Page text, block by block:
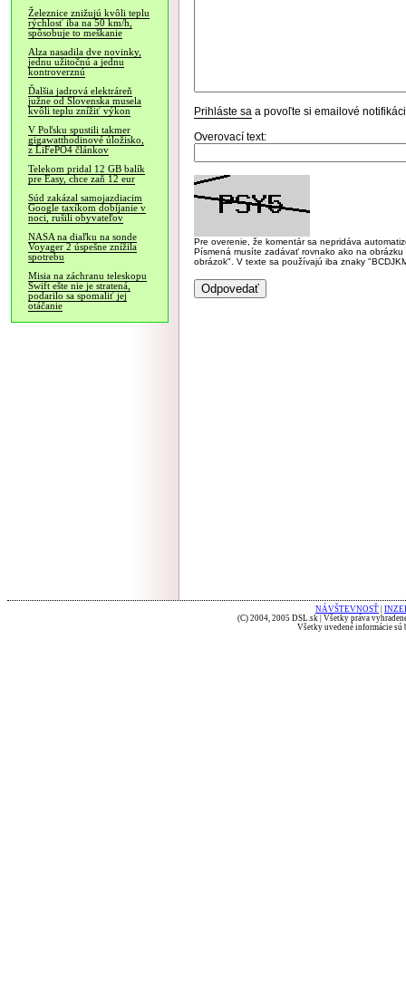
Železnice znižujú kvôli teplu
rýchlosť iba na 50 km/h,
spôsobuje to meškanie
Alza nasadila dve novinky,
jednu užitočnú a jednu
kontroverznú
Ďalšia jadrová elektráreň
južne od Slovenska musela
kvôli teplu znížiť výkon
V Poľsku spustili takmer
gigawatthodinové úložisko,
z LiFePO4 článkov
Telekom pridal 12 GB balík
pre Easy, chce zaň 12 eur
Súd zakázal samojazdiacim
Google taxíkom dobíjanie v
noci, rušili obyvateľov
NASA na diaľku na sonde
Voyager 2 úspešne znížila
spotrebu
Misia na záchranu teleskopu
Swift ešte nie je stratená,
podarilo sa spomaliť jej
otáčanie
Prihláste sa a povoľte si emailové
Overovací text:
Pre overenie, že komentár sa nepridáva
Písmená musíte zadávať rovnako ako na
obrázok". V texte sa používajú iba znaky
NÁVŠTEVNOSŤ
(C) 2004, 2005 DSL.sk | Všetky práva
Všetky uvedené informácie sú